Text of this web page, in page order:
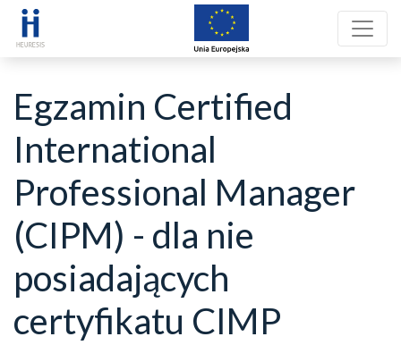
Egzamin Certified
International
Professional Manager
(CIPM) - dla nie
posiadających
certyfikatu CIMP